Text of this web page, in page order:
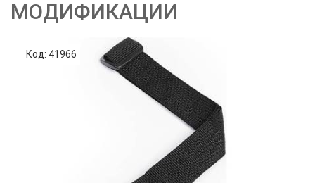
МОДИФИКАЦИИ
Код: 41966